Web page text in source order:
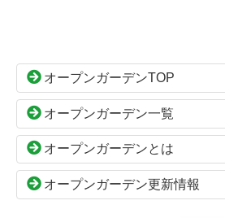
ン
本
文
先
へ
の
頭
へ
る
オープンガーデンTOP
オープンガーデン一覧
オープンガーデンとは
オープンガーデン更新情報